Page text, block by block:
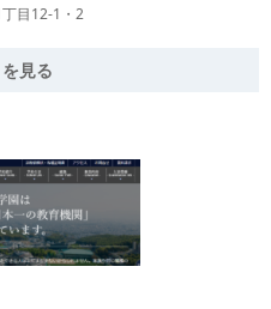
目12-1・2
見る